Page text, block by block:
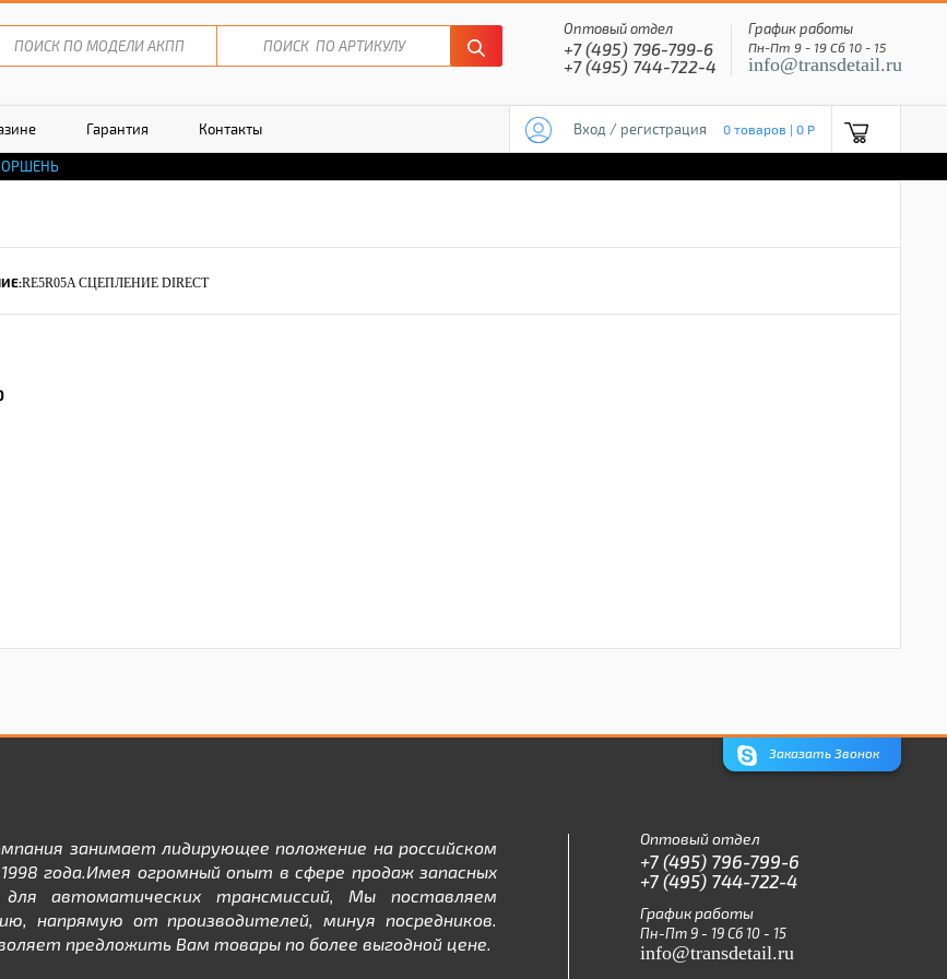
Оптовый отдел
+7 (495) 796-799-6
+7 (495) 744-722-4
График работы
Пн-Пт 9 - 19 Сб 10 - 15
info@transdetail.ru
Гарантия Контакты Вход / регистрация 0 товаров | 0 P
RE5R05A СЦЕПЛЕНИЕ DIRECT
Заказать Звонок
занимает лидирующее положение на российском
года.Имея огромный опыт в сфере продаж запасных
автоматических трансмиссий, Мы поставляем
напрямую от производителей, минуя посредников.
предложить Вам товары по более выгодной цене.
Оптовый отдел
+7 (495) 796-799-6
+7 (495) 744-722-4
График работы
Пн-Пт 9 - 19 Сб 10 - 15
info@transdetail.ru